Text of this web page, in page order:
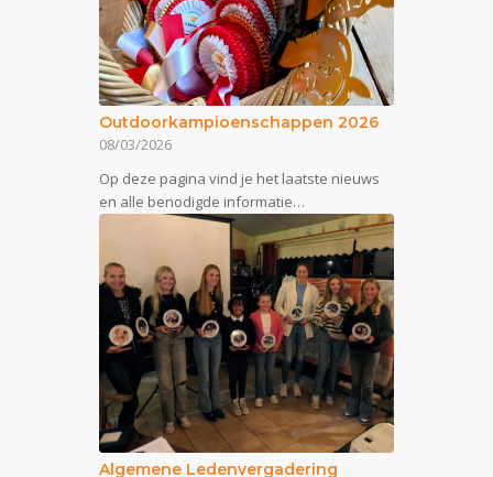
Outdoorkampioenschappen 2026
08/03/2026
Op deze pagina vind je het laatste nieuws
en alle benodigde informatie…
Algemene Ledenvergadering